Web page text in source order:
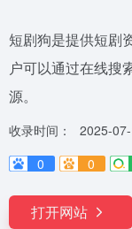
短剧狗是提供短剧
户可以通过在线搜
源。
收录时间：
2025-
0
0
打开网站